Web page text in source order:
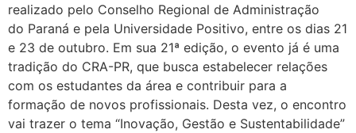
realizado pelo Conselho Regional de Administração
do Paraná e pela Universidade Positivo, entre os dias 21
e 23 de outubro. Em sua 21ª edição, o evento já é uma
tradição do CRA-PR, que busca estabelecer relações
com os estudantes da área e contribuir para a
formação de novos profissionais. Desta vez, o encontro
vai trazer o tema “Inovação, Gestão e Sustentabilidade”